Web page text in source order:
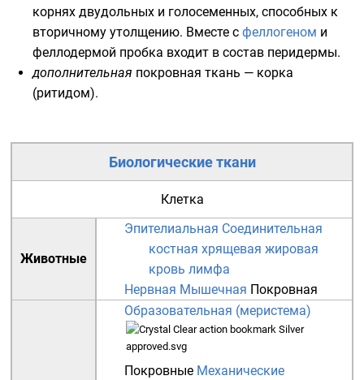
корнях двудольных и голосеменных, способных к
вторичному утолщению. Вместе с феллогеном и
феллодермой пробка входит в состав перидермы.
дополнительная покровная ткань — корка
(ритидом).
Биологические ткани
Клетка
Животные
Эпителиальная Соединительная
костная хрящевая жировая
кровь лимфа
Нервная Мышечная Покровная
Образовательная (меристема)
Покровные Механические